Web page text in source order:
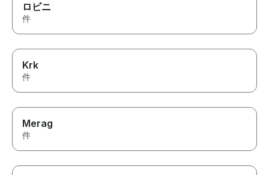
ロビニ
件
Krk
件
Merag
件